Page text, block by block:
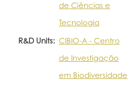
de Ciências e
Tecnologia
R&D Units: CIBIO-A - Centro
de Investigação
em Biodiversidade